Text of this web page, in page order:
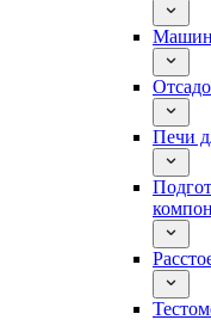
Печи